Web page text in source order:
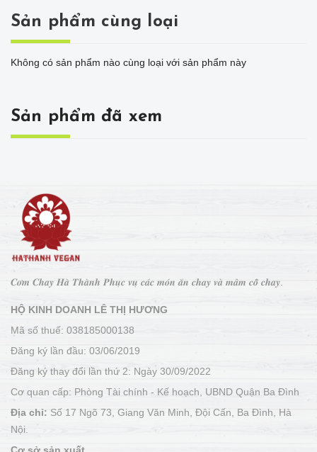
Sản phẩm cùng loại
Không có sản phẩm nào cùng loại với sản phẩm này
Sản phẩm đã xem
𝑪𝒐̛𝒎 𝑪𝒉𝒂𝒚 𝑯𝒂̀ 𝑻𝒉𝒂̀𝒏𝒉 𝑷𝒉𝒖̣𝒄 𝒗𝒖̣ 𝒄𝒂́𝒄 𝒎𝒐́𝒏 𝒂̆𝒏 𝒄𝒉𝒂𝒚 𝒗𝒂̀ 𝒎𝒂̂𝒎 𝒄𝒐̂̃ 𝒄𝒉𝒂𝒚.
HỘ KINH DOANH LÊ THỊ HƯƠNG
Mã số thuế: 038185000138
Đăng ký lần đầu: 03/06/2019
Đăng ký thay đổi lần thứ 2: Ngày 30/09/2022
Cơ quan cấp: Phòng Tài chính - Kế hoạch, UBND Quận Ba Đình
Địa chỉ: Số 17 Ngõ 73, Giang Văn Minh, Đội Cấn, Ba Đình, Hà
Nội.